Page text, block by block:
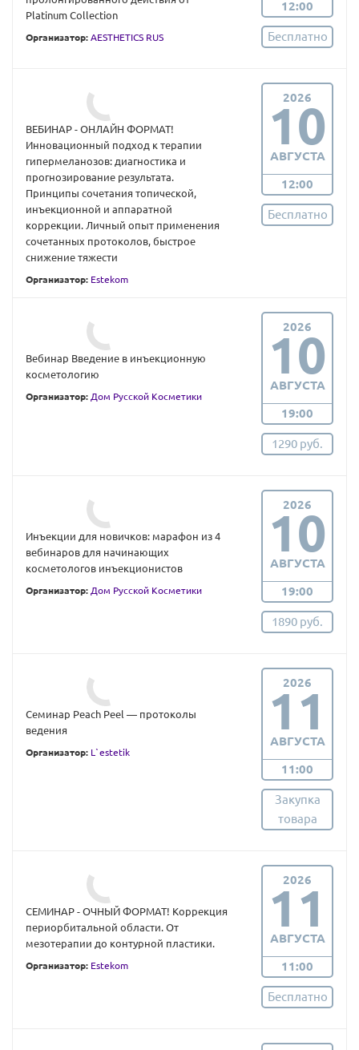
Platinum Collection
Организатор: AESTHETICS RUS
12:00
Бесплатно
ВЕБИНАР - ОНЛАЙН ФОРМАТ!
Инновационный подход к терапии
гипермеланозов: диагностика и
прогнозирование результата.
Принципы сочетания топической,
инъекционной и аппаратной
коррекции. Личный опыт применения
сочетанных протоколов, быстрое
снижение тяжести
Организатор: Estekom
2026
10
АВГУСТА
12:00
Бесплатно
Вебинар Введение в инъекционную
косметологию
Организатор: Дом Русской Косметики
2026
10
АВГУСТА
19:00
1290 руб.
Инъекции для новичков: марафон из 4
вебинаров для начинающих
косметологов инъекционистов
Организатор: Дом Русской Косметики
2026
10
АВГУСТА
19:00
1890 руб.
Семинар Peach Peel — протоколы
ведения
Организатор: L`estetik
2026
11
АВГУСТА
11:00
Закупка
товара
СЕМИНАР - ОЧНЫЙ ФОРМАТ! Коррекция
периорбитальной области. От
мезотерапии до контурной пластики.
Организатор: Estekom
2026
11
АВГУСТА
11:00
Бесплатно